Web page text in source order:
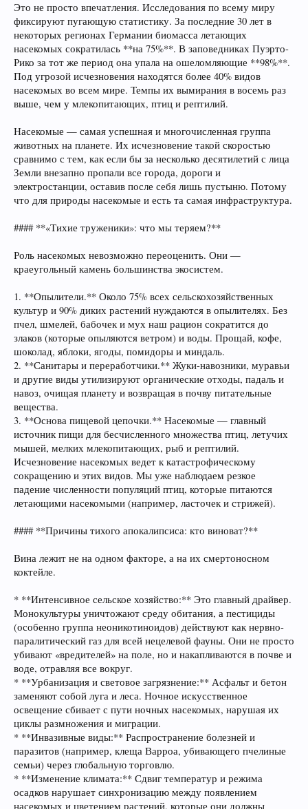
Это не просто впечатления. Исследования по всему миру
фиксируют пугающую статистику. За последние 30 лет в
некоторых регионах Германии биомасса летающих
насекомых сократилась **на 75%**. В заповедниках Пуэрто-
Рико за тот же период она упала на ошеломляющие **98%**.
Под угрозой исчезновения находятся более 40% видов
насекомых во всем мире. Темпы их вымирания в восемь раз
выше, чем у млекопитающих, птиц и рептилий.
Насекомые — самая успешная и многочисленная группа
животных на планете. Их исчезновение такой скоростью
сравнимо с тем, как если бы за несколько десятилетий с лица
Земли внезапно пропали все города, дороги и
электростанции, оставив после себя лишь пустыню. Потому
что для природы насекомые и есть та самая инфраструктура.
#### **«Тихие труженики»: что мы теряем?**
Роль насекомых невозможно переоценить. Они —
краеугольный камень большинства экосистем.
1. **Опылители.** Около 75% всех сельскохозяйственных
культур и 90% диких растений нуждаются в опылителях. Без
пчел, шмелей, бабочек и мух наш рацион сократится до
злаков (которые опыляются ветром) и воды. Прощай, кофе,
шоколад, яблоки, ягоды, помидоры и миндаль.
2. **Санитары и переработчики.** Жуки-навозники, муравьи
и другие виды утилизируют органические отходы, падаль и
навоз, очищая планету и возвращая в почву питательные
вещества.
3. **Основа пищевой цепочки.** Насекомые — главный
источник пищи для бесчисленного множества птиц, летучих
мышей, мелких млекопитающих, рыб и рептилий.
Исчезновение насекомых ведет к катастрофическому
сокращению и этих видов. Мы уже наблюдаем резкое
падение численности популяций птиц, которые питаются
летающими насекомыми (например, ласточек и стрижей).
#### **Причины тихого апокалипсиса: кто виноват?**
Вина лежит не на одном факторе, а на их смертоносном
коктейле.
* **Интенсивное сельское хозяйство:** Это главный драйвер.
Монокультуры уничтожают среду обитания, а пестициды
(особенно группа неоникотиноидов) действуют как нервно-
паралитический газ для всей нецелевой фауны. Они не просто
убивают «вредителей» на поле, но и накапливаются в почве и
воде, отравляя все вокруг.
* **Урбанизация и световое загрязнение:** Асфальт и бетон
заменяют собой луга и леса. Ночное искусственное
освещение сбивает с пути ночных насекомых, нарушая их
циклы размножения и миграции.
* **Инвазивные виды:** Распространение болезней и
паразитов (например, клеща Варроа, убивающего пчелиные
семьи) через глобальную торговлю.
* **Изменение климата:** Сдвиг температур и режима
осадков нарушает синхронизацию между появлением
насекомых и цветением растений, которые они должны